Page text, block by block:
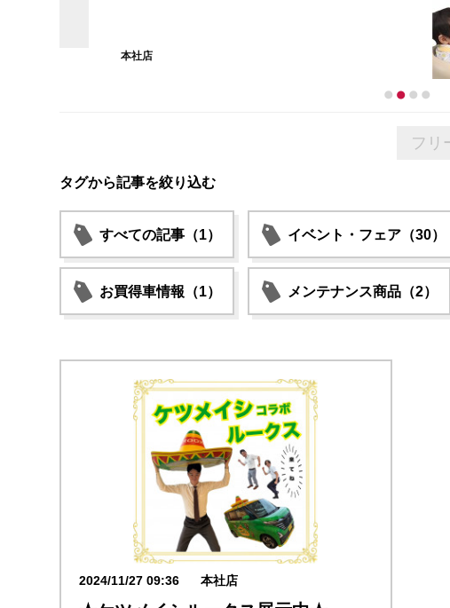
タグから記事を絞り込む
すべての記事（1） イベント・フェア（30）
お買得車情報（1） メンテナンス商品（2）
2024/11/27 09:36 本社店